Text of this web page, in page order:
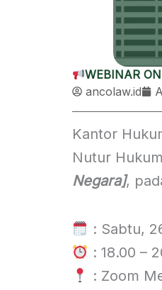
WEBINAR
ancolaw.id
Kantor
Nutur
Negara],
: Sabtu,
: 18.00 –
: Zoom